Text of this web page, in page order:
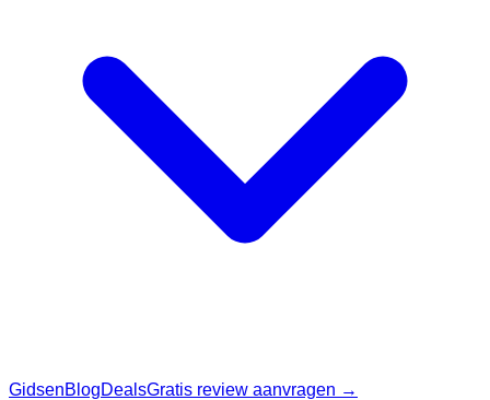
GidsenBlogDealsGratis review aanvragen →